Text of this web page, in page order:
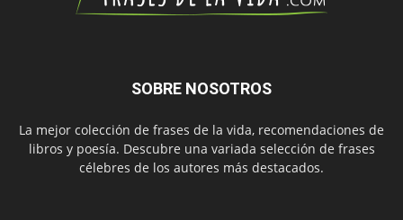
SOBRE NOSOTROS
La mejor colección de frases de la vida, recomendaciones de
libros y poesía. Descubre una variada selección de frases
célebres de los autores más destacados.